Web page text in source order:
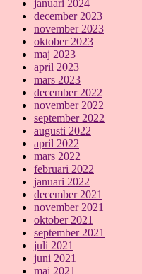
januari 2024
december 2023
november 2023
oktober 2023
maj 2023
april 2023
mars 2023
december 2022
november 2022
september 2022
augusti 2022
april 2022
mars 2022
februari 2022
januari 2022
december 2021
november 2021
oktober 2021
september 2021
juli 2021
juni 2021
maj 2021